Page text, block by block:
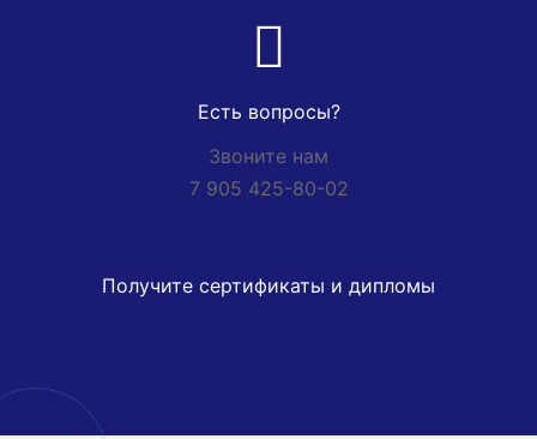
Есть вопросы?
Звоните нам
7 905 425-80-02
Получите сертификаты и дипломы